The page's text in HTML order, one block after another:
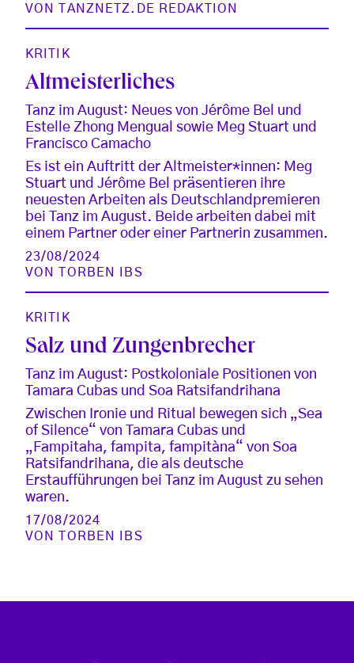
VON
TANZNETZ.DE REDAKTION
KRITIK
Altmeisterliches
Tanz im August: Neues von Jérôme Bel und
Estelle Zhong Mengual sowie Meg Stuart und
Francisco Camacho
Es ist ein Auftritt der Altmeister*innen: Meg
Stuart und Jérôme Bel präsentieren ihre
neuesten Arbeiten als Deutschlandpremieren
bei Tanz im August. Beide arbeiten dabei mit
einem Partner oder einer Partnerin zusammen.
23/08/2024
VON
TORBEN IBS
KRITIK
Salz und Zungenbrecher
Tanz im August: Postkoloniale Positionen von
Tamara Cubas und Soa Ratsifandrihana
Zwischen Ironie und Ritual bewegen sich „Sea
of Silence“ von Tamara Cubas und
„Fampitaha, fampita, fampitàna“ von Soa
Ratsifandrihana, die als deutsche
Erstaufführungen bei Tanz im August zu sehen
waren.
17/08/2024
VON
TORBEN IBS